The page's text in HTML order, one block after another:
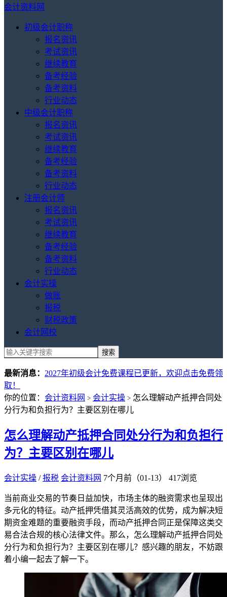
会计资料网
初级会计职称
报名资讯
考试资讯
继续教育
备考经验
备考资料
行业动态
中级会计职称
报名资讯
考试资讯
继续教育
备考经验
备考资料
行业动态
注册会计师
报名资讯
考试资讯
继续教育
备考经验
备考资料
行业动态
会计实操
做账
报税
财税政策
会计网校
最新消息： 2027年初级会计免费课程已更新，欢迎点击免费领
取！
你的位置： 会计资料网 > 会计实操 > 怎么理解动产抵押合同处
分行为和负担行为？主要区别在哪儿
怎么理解动产抵押合同处分行为和负担行
为？主要区别在哪儿
会计实操 /报税 会计资料网 7个月前（01-13） 417浏览
当前商业交易的节奏日益加快，市场主体的融资需求也呈现出
多元化的特征。动产抵押凭借其灵活高效的优势，成为解决短
期资金难题的重要融资手段，而动产抵押合同正是保障这类交
易合法合规的核心法律文件。那么，怎么理解动产抵押合同处
分行为和负担行为？主要区别在哪儿？感兴趣的朋友，不妨跟
着小编一起去了解一下。